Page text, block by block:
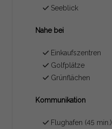
Seeblick
Nahe bei
Einkaufszentren
Golfplätze
Grünflächen
Kommunikation
Flughafen (45 min.)